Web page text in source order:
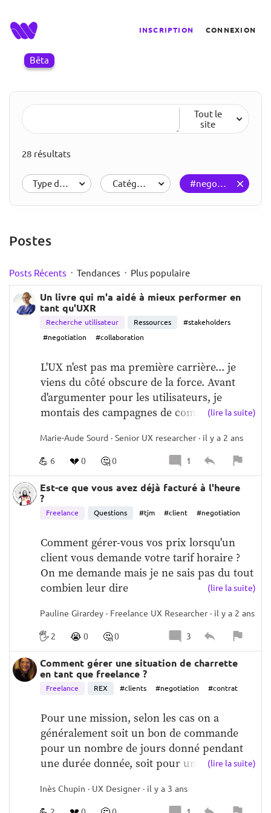
Bêta
INSCRIPTION CONNEXION
Tout le
site
28 résultats
Type de résultats Catégories #negotiation
Postes
Posts Récents · Tendances · Plus populaire
Un livre qui m'a aidé à mieux performer en
tant qu'UXR
Recherche utilisateur Ressources
#stakeholders
#negotiation
#collaboration
L'UX n'est pas ma première carrière... je
viens du côté obscure de la force. Avant
d'argumenter pour les utilisateurs, je
montais des campagnes de com pour les
pour convaincre mes stakeholders de
débloquer un budget. On pourrait croire
que cela m'a bien préparée à la
communication avec mes clients et
stakeholders. Hélas, à nouveau cheval de
bataille, nouveau fossé de communication.
confronte à des stakeholders aux opinions
bien tranchées, et plus il devient essentiel
de désamorcer des situations à fort
potentiel "apocalyptique" (ou comment ne
pas se mettre toute une équipe à dos faute
patterns ne sont pas une option...)  Mon
expérience m'a menée à la conclusion que
l'on ne peut pas toujours (ou que très
rarement) écarter les très mauvaises idées
dans un argumentaire fourni à grand
renfort de données, insights et théories
peut avoir l'effet inverse. À court terme, on
essuie un échec cuisant, à long terme, on
solution? Savoir reconnaître une
conversation "critique" à temps et réagir de
(lire la suite)
Marie-Aude Sourd · Senior UX researcher · il y a 2 ans
💪 6 💔 0 🤔0 1
Est-ce que vous avez déjà facturé à l'heure
?
Freelance Questions #tjm #client #negotiation
Comment gérer-vous vos prix lorsqu'un
client vous demande votre tarif horaire ?
On me demande mais je ne sais pas du tout
combien leur dire
(lire la suite)
Pauline Girardey · Freelance UX Researcher · il y a 2 ans
🖐️ 2 😭 0 🤔0 3
Comment gérer une situation de charrette
en tant que freelance ?
Freelance REX #clients #negotiation #contrat
Pour une mission, selon les cas on a
généralement soit un bon de commande
pour un nombre de jours donné pendant
une durée donnée, soit pour un forfait
parfois qu'une situation d'urgence se
présente obligeant l'équipe à se mettre en
(lire la suite)
Inès Chupin · UX Designer · il y a 3 ans